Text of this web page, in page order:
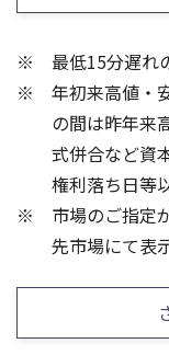
25/
25/06
25/04 22/01
21/01
最低15分遅れ
年初来高値・
の間は昨年来
式併合など資
権利落ち日等
市場のご指定
先市場にて表